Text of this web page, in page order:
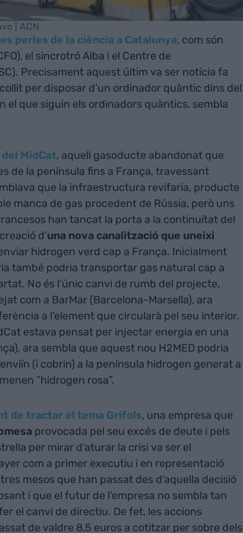
| ACN
perles de la ciència a Catalunya, com són
el sincrotró Alba i el Centre de
Precisament aquest últim va ser notícia fa
per disposar d’un ordinador quàntic dins del
el que siguin els ordinadors quàntics, sembla
MidCat, aquell gasoducte abandonat que
de la península fins a França, travessant
que la infraestructura revifaria, producte
manca de gas procedent de Rússia, però uns
han tancat la porta a la continuïtat del
d’una nova canalització que uneixi
hidrogen verd cap a França. Inicialment
també podria transportar gas natural cap a
No és l’únic canvi de rumb del projecte,
com a BarMar (Barcelona-Marsella), ara
a l’element que circularà pel seu interior.
estava pensat per injectar energia en una
ara sembla que aquest nou H2MED podria
(i cobrin) a la península hidrogen generat a
“hidrogen rosa”.
de tractar el tema Grifols, una empresa que
provocada pel seu excés de deute i pels
per mirar d’aturar la crisi va ser el
com a primer executiu i en representació
mesos que han passat des d’aquella decisió
i que el futur de l’empresa no sembla tan
el canvi de directiu. De fet, les accions
de valdre 8,5 euros a cotitzar per sobre dels